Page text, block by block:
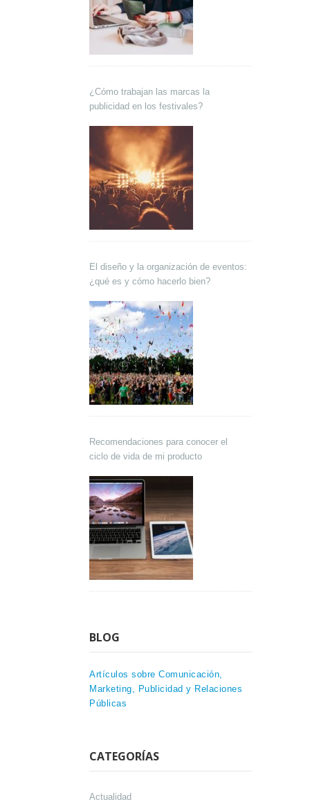
¿Cómo trabajan las marcas la
publicidad en los festivales?
El diseño y la organización de eventos:
¿qué es y cómo hacerlo bien?
Recomendaciones para conocer el
ciclo de vida de mi producto
BLOG
Artículos sobre Comunicación,
Marketing, Publicidad y Relaciones
Públicas
CATEGORÍAS
Actualidad